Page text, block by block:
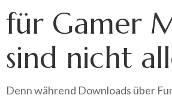
für Gamer
sind nicht
Denn während Downloads über